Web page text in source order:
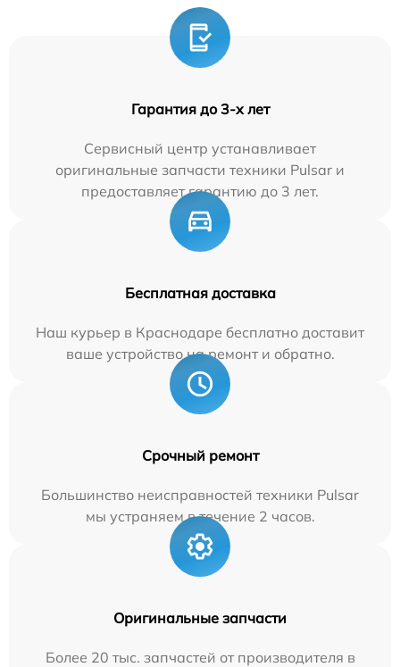
Гарантия до 3-х лет
Сервисный центр устанавливает
оригинальные запчасти техники Pulsar и
предоставляет гарантию до 3 лет.
Бесплатная доставка
Наш курьер в Краснодаре бесплатно доставит
ваше устройство на ремонт и обратно.
Срочный ремонт
Большинство неисправностей техники Pulsar
мы устраняем в течение 2 часов.
Оригинальные запчасти
Более 20 тыс. запчастей от производителя в